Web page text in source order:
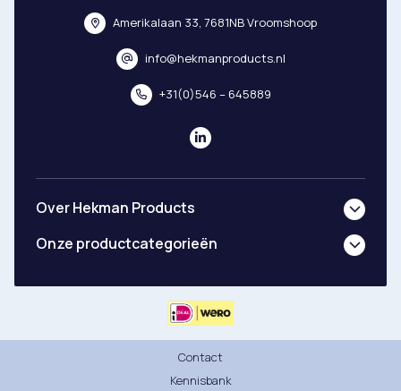
Amerikalaan 33, 7681NB Vroomshoop
info@hekmanproducts.nl
+31(0)546 – 645889
Over Hekman Products
Onze productcategorieën
Contact
Kennisbank